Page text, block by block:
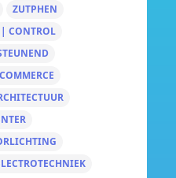
ZUTPHEN
| CONTROL